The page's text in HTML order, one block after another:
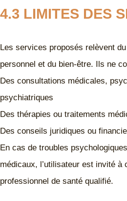
4.3 LIMITES DES
Les services proposés relèvent
personnel et du bien-être. Ils ne
Des consultations médicales,
psychiatriques
Des thérapies ou traitements
Des conseils juridiques ou
En cas de troubles
médicaux, l’utilisateur est invité à
professionnel de santé qualifié.